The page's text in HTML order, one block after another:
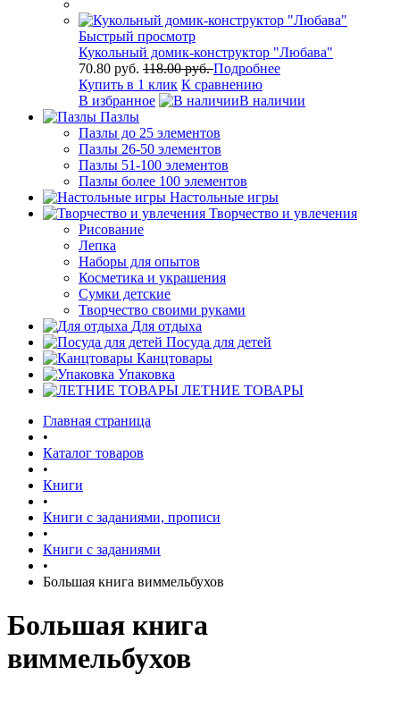
Быстрый просмотр
Кукольный домик-конструктор "Любава"
70.80 руб. 118.00 руб.Подробнее
Купить в 1 клик К сравнению
В избранное
В наличии
Пазлы
Пазлы до 25 элементов
Пазлы 26-50 элементов
Пазлы 51-100 элементов
Пазлы более 100 элементов
Настольные игры
Творчество и увлечения
Рисование
Лепка
Наборы для опытов
Косметика и украшения
Сумки детские
Творчество своими руками
Для отдыха
Посуда для детей
Канцтовары
Упаковка
ЛЕТНИЕ ТОВАРЫ
Главная страница
•
Каталог товаров
•
Книги
•
Книги с заданиями, прописи
•
Книги с заданиями
•
Большая книга виммельбухов
Большая книга
виммельбухов